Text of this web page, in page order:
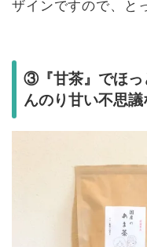
ザインですので、と
③『甘茶』でほっ
んのり甘い不思議